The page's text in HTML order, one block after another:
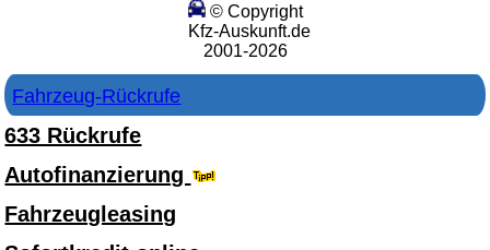
© Copyright
Kfz-Auskunft.de
2001-2026
Fahrzeug-Rückrufe
633 Rückrufe
Autofinanzierung
Fahrzeugleasing